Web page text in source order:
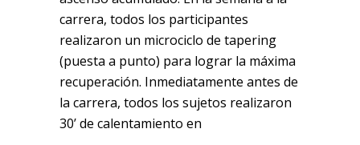
carrera, todos los participantes
realizaron un microciclo de tapering
(puesta a punto) para lograr la máxima
recuperación. Inmediatamente antes de
la carrera, todos los sujetos realizaron
30’ de calentamiento en